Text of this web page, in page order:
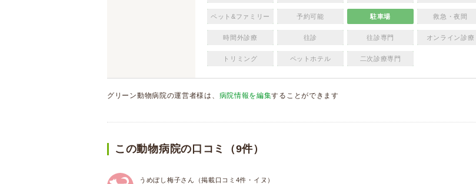
ペット&ファミリー 予約可能 駐車場 救急・夜間
時間外診療 往診 往診専門 オンライン診療
トリミング ペットホテル 二次診療専門
グリーン動物病院の運営者様は、 病院情報を編集することができます
この動物病院の口コミ（9件）
うめぼし梅子さん（掲載口コミ4件・イヌ）